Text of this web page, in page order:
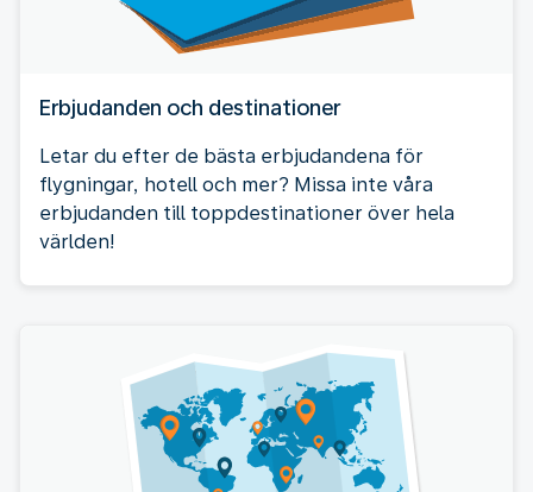
Erbjudanden och destinationer
Letar du efter de bästa erbjudandena för
flygningar, hotell och mer? Missa inte våra
erbjudanden till toppdestinationer över hela
världen!